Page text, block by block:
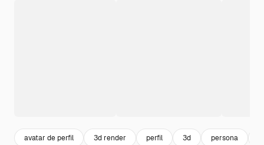
avatar de perfil 3d render perfil 3d persona